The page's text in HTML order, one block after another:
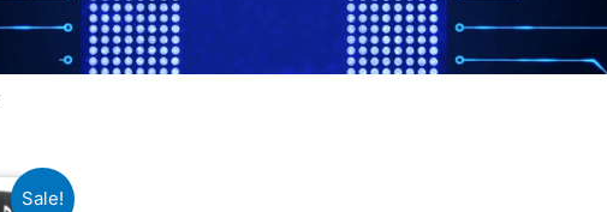
Sale!